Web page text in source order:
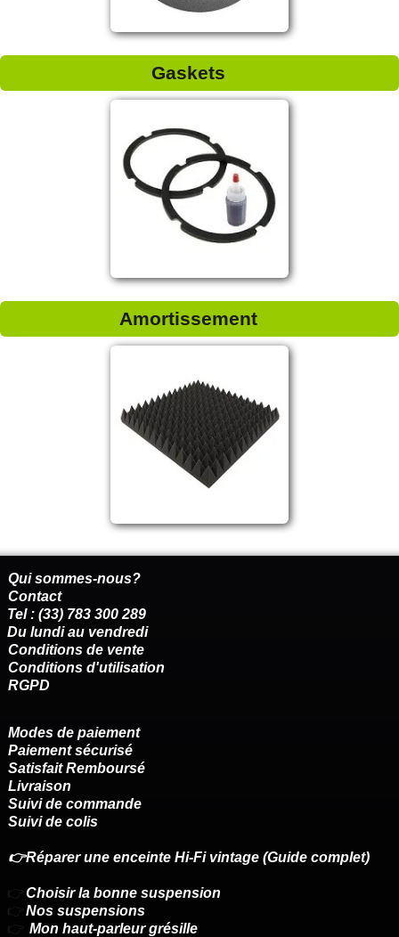
Gaskets
Amortissement
Qui sommes-nous?
Contact
Tel : (33) 783 300 289
Du lundi au vendredi
Conditions de vente
Conditions d'utilisation
RGPD
Modes de paiement
Paiement sécurisé
Satisfait Remboursé
Livraison
Suivi de commande
Suivi de colis
👉Réparer une enceinte Hi-Fi vintage (Guide complet)
👉 Choisir la bonne suspension
👉 Nos suspensions
👉 Mon haut-parleur grésille